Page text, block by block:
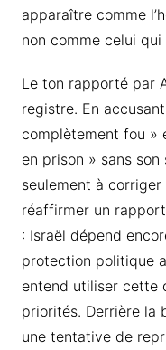
apparaître comme
non comme celui qui
Le ton rapporté par
registre. En
complètement fou »
en prison » sans
seulement à
réaffirmer un
: Israël dépend
protection politique
entend utiliser cette
priorités. Derrière la
une tentative de